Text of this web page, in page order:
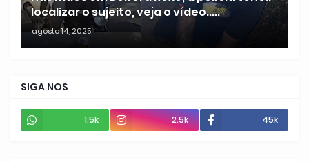
localizar o sujeito, veja o vídeo.....
agosto 14, 2025
SIGA NOS
1.5k 2.5k 45k